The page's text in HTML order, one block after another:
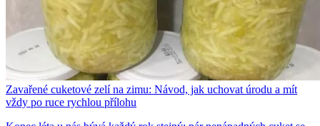
Zavařené cuketové zelí na zimu: Návod, jak uchovat úrodu a mít
vždy po ruce rychlou přílohu